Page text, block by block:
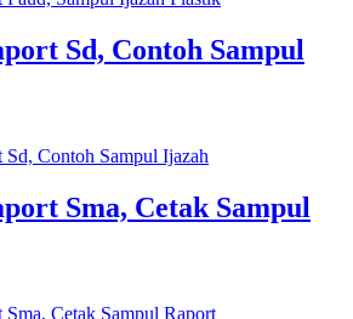
Sd, Contoh Sampul
Sma, Cetak Sampul